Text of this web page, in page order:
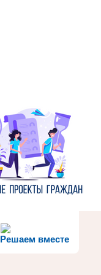
Решаем вместе